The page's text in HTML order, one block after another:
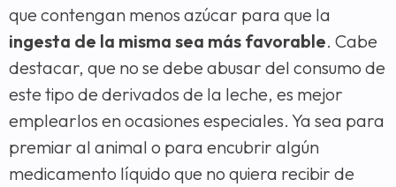
que contengan menos azúcar para que la
ingesta de la misma sea más favorable. Cabe
destacar, que no se debe abusar del consumo de
este tipo de derivados de la leche, es mejor
emplearlos en ocasiones especiales. Ya sea para
premiar al animal o para encubrir algún
medicamento líquido que no quiera recibir de